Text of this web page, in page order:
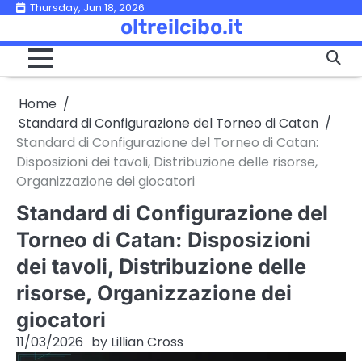
Skip
content
Thursday, Jun 18, 2026
oltreilcibo.it
Home
Standard di Configurazione del Torneo di Catan
Standard di Configurazione del Torneo di Catan:
Disposizioni dei tavoli, Distribuzione delle risorse,
Organizzazione dei giocatori
Standard di Configurazione del
Torneo di Catan: Disposizioni
dei tavoli, Distribuzione delle
risorse, Organizzazione dei
giocatori
11/03/2026 by Lillian Cross